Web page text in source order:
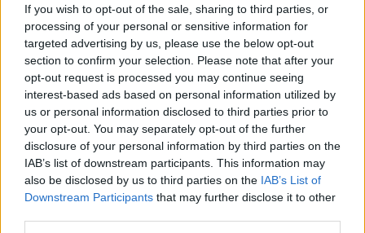
If you wish to opt-out of the sale, sharing to third parties, or
processing of your personal or sensitive information for
targeted advertising by us, please use the below opt-out
section to confirm your selection. Please note that after your
opt-out request is processed you may continue seeing
interest-based ads based on personal information utilized by
us or personal information disclosed to third parties prior to
your opt-out. You may separately opt-out of the further
disclosure of your personal information by third parties on the
IAB’s list of downstream participants. This information may
also be disclosed by us to third parties on the IAB’s List of
Downstream Participants that may further disclose it to other
El italiano es el líder en anotación del equipo de Colorado con
puntos por partido. Hace dos meses se perdió seis partidos por
otro esguince en el mismo tobillo, pero al parecer en aquella ocasión
no fue tan grave como en esta, según las sensaciones del propio
Gallinari.